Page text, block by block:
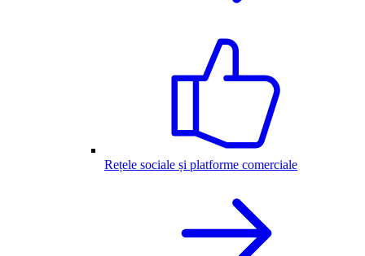
Rețele sociale și platforme comerciale